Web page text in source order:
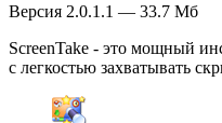
Версия 2.0.1.1 — 33.7 Мб
ScreenTake - это мощный
с легкостью захватывать